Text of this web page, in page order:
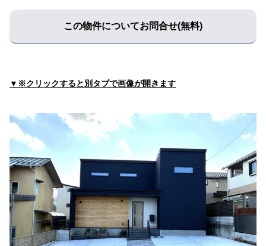
マップで見る
ごまり接骨院
住所:兵庫県丹波篠山市黒岡５ マップで見る
住所:
兵庫県丹波篠山市黒岡１８２
そうごう薬局 ささやま医療センター前店
住所:兵庫県丹波篠山市黒岡４１−１
小嶋医院
住所:
兵庫県丹波篠山市北４５−４ マップで見る
医療法人社団タマル産婦人科
住所:兵庫県丹波篠山市東吹４０４−１ マップで見る
この物件についてお問合せ(無料)
▼※クリックすると別タブで画像が開きます